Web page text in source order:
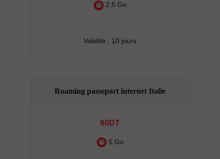
2,5 Go
Validité : 10 jours
Roaming passeport internet Italie
60DT
5 Go